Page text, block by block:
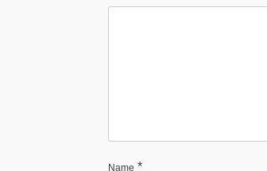
Name *